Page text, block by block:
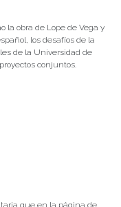
la obra de Lope de Vega y
los desafíos de la
de la Universidad de
conjuntos.
que en la página de